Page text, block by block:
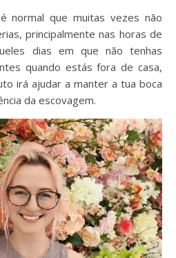
normal que muitas vezes não
principalmente nas horas de
dias em que não tenhas
quando estás fora de casa,
irá ajudar a manter a tua boca
da escovagem.